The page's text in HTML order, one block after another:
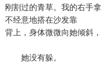
刚割过的青草。我的右手
不经意地搭在沙发靠
背上，身体微微向她倾斜
她没有躲。